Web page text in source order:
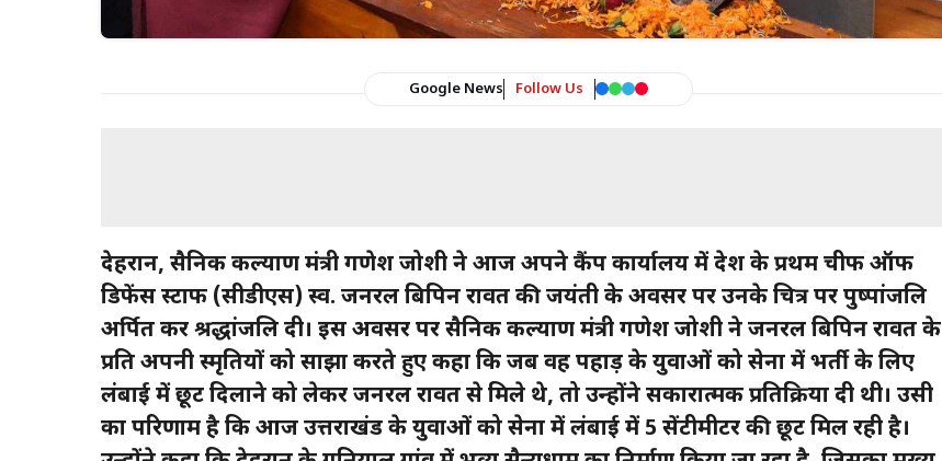
Google News Follow Us
देहरादून, सैनिक कल्याण मंत्री गणेश जोशी ने आज अपने कैंप कार्यालय में देश के प्रथम चीफ ऑफ
डिफेंस स्टाफ (सीडीएस) स्व. जनरल बिपिन रावत की जयंती के अवसर पर उनके चित्र पर पुष्पांजलि
अर्पित कर श्रद्धांजलि दी। इस अवसर पर सैनिक कल्याण मंत्री गणेश जोशी ने जनरल बिपिन रावत के
प्रति अपनी स्मृतियों को साझा करते हुए कहा कि जब वह पहाड़ के युवाओं को सेना में भर्ती के लिए
लंबाई में छूट दिलाने को लेकर जनरल रावत से मिले थे, तो उन्होंने सकारात्मक प्रतिक्रिया दी थी। उसी
का परिणाम है कि आज उत्तराखंड के युवाओं को सेना में लंबाई में 5 सेंटीमीटर की छूट मिल रही है।